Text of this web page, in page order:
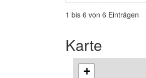
1 bis 6 von 6 Einträgen
Karte
+